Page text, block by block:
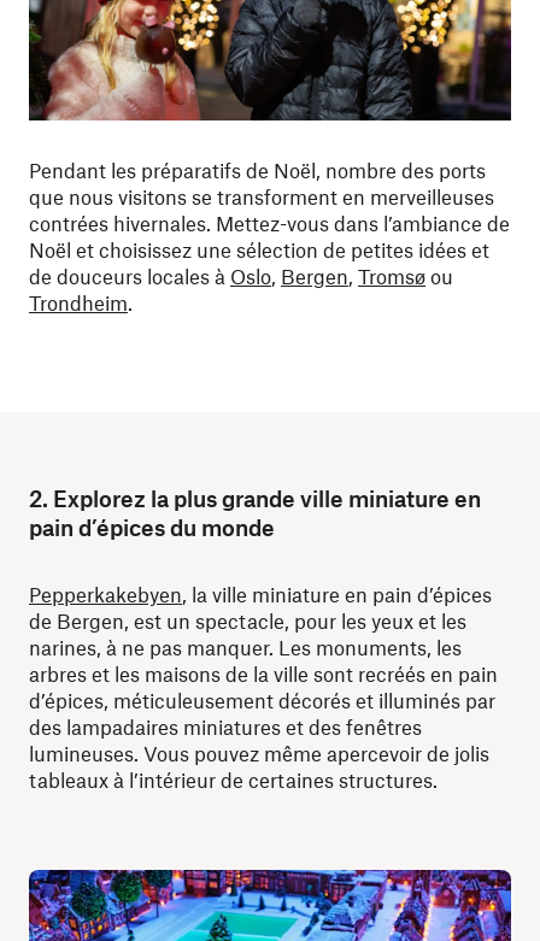
Pendant les préparatifs de Noël, nombre des ports
que nous visitons se transforment en merveilleuses
contrées hivernales. Mettez-vous dans l’ambiance de
Noël et choisissez une sélection de petites idées et
de douceurs locales à Oslo Bergen Tromsø ou
Trondheim
2. Explorez la plus grande ville miniature en
pain d’épices du monde
Pepperkakebyen , la ville miniature en pain d’épices
de Bergen, est un spectacle, pour les yeux et les
narines, à ne pas manquer. Les monuments, les
arbres et les maisons de la ville sont recréés en pain
d’épices, méticuleusement décorés et illuminés par
des lampadaires miniatures et des fenêtres
lumineuses. Vous pouvez même apercevoir de jolis
tableaux à l’intérieur de certaines structures.